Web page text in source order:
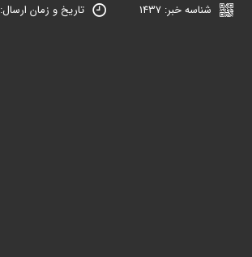
شناسه خبر: 1437 تاریخ و زمان ارسال: 4 دی 1402 ساعت 04:59